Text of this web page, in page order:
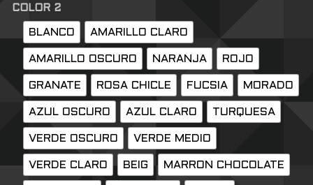
COLOR 2
BLANCO AMARILLO CLARO
AMARILLO OSCURO NARANJA ROJO
GRANATE ROSA CHICLE FUCSIA MORADO
AZUL OSCURO AZUL CLARO TURQUESA
VERDE OSCURO VERDE MEDIO
VERDE CLARO BEIG MARRON CHOCOLATE